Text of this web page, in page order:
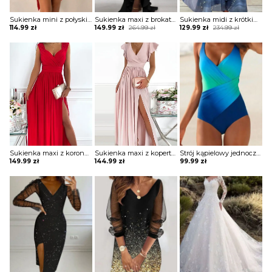
Sukienka mini z połyskiem asymetryczna
114.99 zł
Sukienka maxi z brokatową górą i falbaną
264.99zł
Original
264.99 zł.
149.99 zł
Current
149.99 zł.
Sukienka midi z krótkim rękawem ze zwiewnego materiału
234.99zł
Original
was:
234.99 zł.
129.99 zł
Current
129.99 zł.
Sukienka maxi z koronkowymi ramiączkami
149.99 zł
Sukienka maxi z kopertową górą z falbankami
144.99 zł
Strój kąpielowy jednoczęściowy z drapowaniem
99.99 zł